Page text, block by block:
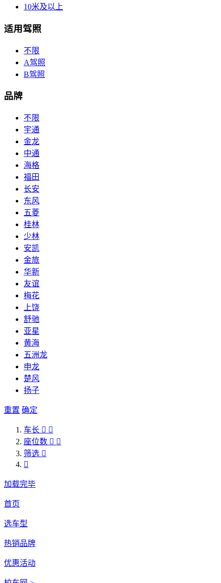
10米及以上
适用驾照
不限
A驾照
B驾照
品牌
不限
宇通
金龙
中通
海格
福田
长安
东风
五菱
桂林
少林
安凯
金旅
华新
友谊
梅花
上饶
舒驰
亚星
黄海
五洲龙
申龙
楚风
扬子
重置 确定
车长  
座位数  
筛选 

加载完毕
首页
选车型
热销品牌
优惠活动